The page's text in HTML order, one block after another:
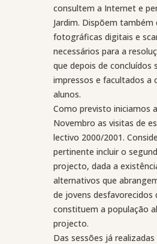
consultem a Internet e
Jardim. Dispõem também
fotográficas digitais e
necessários para a
que depois de concluídos
impressos e facultados a
alunos.
Como previsto iniciamos
Novembro as visitas de
lectivo 2000/2001.
pertinente incluir o
projecto, dada a
alternativos que
de jovens desfavorecidos
constituem a população
projecto.
Das sessões já